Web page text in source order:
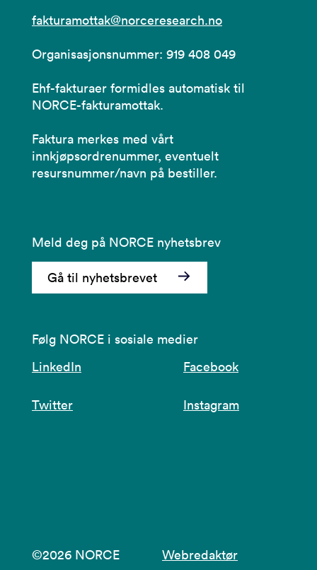
fakturamottak@norceresearch.no
Organisasjonsnummer: 919 408 049
Ehf-fakturaer formidles automatisk til
NORCE-fakturamottak.
Faktura merkes med vårt
innkjøpsordrenummer, eventuelt
resursnummer/navn på bestiller.
Meld deg på NORCE nyhetsbrev
Gå til nyhetsbrevet
Følg NORCE i sosiale medier
LinkedIn
Facebook
Twitter Instagram
©2026 NORCE Webredaktør